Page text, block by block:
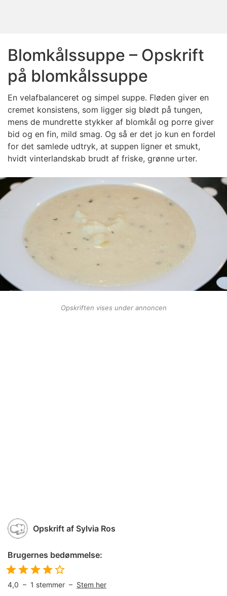
Blomkålssuppe – Opskrift
på blomkålssuppe
En velafbalanceret og simpel suppe. Fløden giver en
cremet konsistens, som ligger sig blødt på tungen,
mens de mundrette stykker af blomkål og porre giver
bid og en fin, mild smag. Og så er det jo kun en fordel
for det samlede udtryk, at suppen ligner et smukt,
hvidt vinterlandskab brudt af friske, grønne urter.
Opskriften vises under annoncen
Opskrift af Sylvia Ros
Brugernes bedømmelse:
4,0 – 1 stemmer – Stem her